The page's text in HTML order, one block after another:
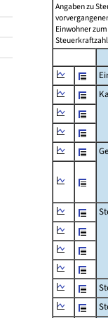
Angaben zu
Einwohner